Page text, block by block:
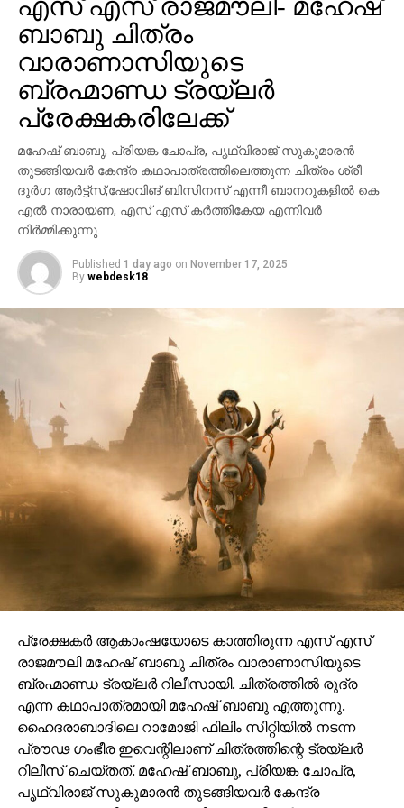
എസ് എസ് രാജമൗലി- മഹേഷ്
ബാബു ചിത്രം
വാരാണാസിയുടെ
ബ്രഹ്മാണ്ഡ ട്രയ്ലർ
പ്രേക്ഷകരിലേക്ക്
മഹേഷ് ബാബു, പ്രിയങ്ക ചോപ്ര, പൃഥ്വിരാജ് സുകുമാരൻ
തുടങ്ങിയവർ കേന്ദ്ര കഥാപാത്രത്തിലെത്തുന്ന ചിത്രം ശ്രീ
ദുർഗ ആർട്ട്സ്,ഷോവിങ് ബിസിനസ് എന്നീ ബാനറുകളിൽ കെ
എൽ നാരായണ, എസ് എസ് കർത്തികേയ എന്നിവർ
നിർമ്മിക്കുന്നു.
Published 1 day ago on November 17, 2025
By webdesk18
പ്രേക്ഷകർ ആകാംഷയോടെ കാത്തിരുന്ന എസ് എസ്
രാജമൗലി മഹേഷ് ബാബു ചിത്രം വാരാണാസിയുടെ
ബ്രഹ്മാണ്ഡ ട്രയ്ലർ റിലീസായി. ചിത്രത്തിൽ രുദ്ര
എന്ന കഥാപാത്രമായി മഹേഷ് ബാബു എത്തുന്നു.
ഹൈദരാബാദിലെ റാമോജി ഫിലിം സിറ്റിയിൽ നടന്ന
പ്രൗഢ ഗംഭീര ഇവെന്റിലാണ് ചിത്രത്തിന്റെ ട്രയ്ലർ
റിലീസ് ചെയ്തത്. മഹേഷ് ബാബു, പ്രിയങ്ക ചോപ്ര,
പൃഥ്വിരാജ് സുകുമാരൻ തുടങ്ങിയവർ കേന്ദ്ര